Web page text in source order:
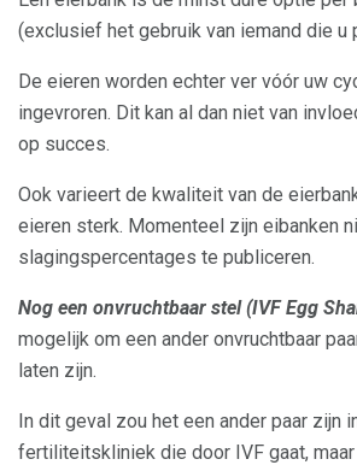
(exclusief het gebruik van iemand die u
De eieren worden echter ver vóór uw
ingevroren. Dit kan al dan niet van
op succes.
Ook varieert de kwaliteit van de
eieren sterk. Momenteel zijn eibanken
slagingspercentages te publiceren.
Nog een onvruchtbaar stel (IVF Egg
mogelijk om een ​​ander onvruchtbaar
laten zijn.
In dit geval zou het een ander paar zijn
fertiliteitskliniek die door IVF gaat,